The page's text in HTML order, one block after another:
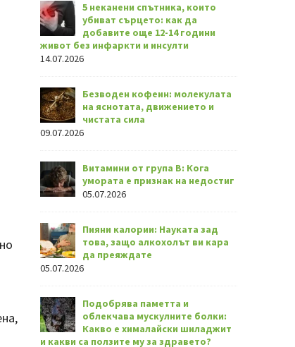
5 неканени спътника, които
убиват сърцето: как да
добавите още 12-14 години
живот без инфаркти и инсулти
14.07.2026
Безводен кофеин: молекулата
на яснотата, движението и
чистата сила
09.07.2026
Витамини от група В: Кога
умората е признак на недостиг
05.07.2026
Пияни калории: Науката зад
това, защо алкохолът ви кара
да преяждате
05.07.2026
Подобрява паметта и
облекчава мускулните болки:
Какво е хималайски шиладжит
и какви са ползите му за здравето?